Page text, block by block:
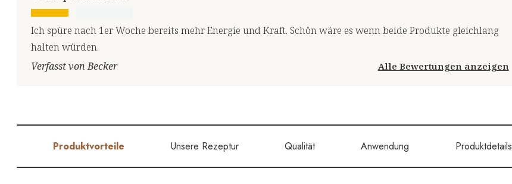
Ich spüre nach 1er Woche bereits mehr Energie und Kraft. Schön wäre es wenn beide Produkte gleichlang
halten würden.
Verfasst von Becker
Alle Bewertungen anzeigen
Produktvorteile Unsere Rezeptur Qualität Anwendung Produktdetails